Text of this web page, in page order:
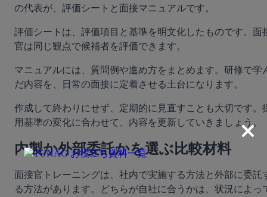
の代表が、評価シートと面接マニュアルです。
評価シートは、評価項目と基準を明文化したものです。面
官は同じ観点で候補者を評価できます。
マニュアルには、質問例や進め方をまとめます。研修で学
だ内容を、日常の面接に定着させる土台になります。
作成して終わりにせず、定期的に見直すことも大切です。
用基準の変化に合わせて、内容を更新していきましょう。
内製か外部委託かを選ぶ比較材料
面接官トレーニングは、社内で実施する方法と外部に委託
る方法があります。どちらが自社に合うかは、状況によっ